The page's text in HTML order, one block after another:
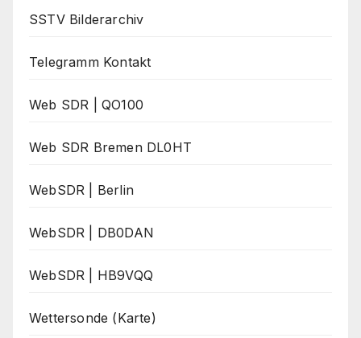
SSTV Bilderarchiv
Telegramm Kontakt
Web SDR | QO100
Web SDR Bremen DL0HT
WebSDR | Berlin
WebSDR | DB0DAN
WebSDR | HB9VQQ
Wettersonde (Karte)